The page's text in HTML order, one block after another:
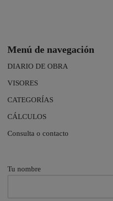
Menú de navegación
DIARIO DE OBRA
VISORES
CATEGORÍAS
CÁLCULOS
Consulta o contacto
Tu nombre